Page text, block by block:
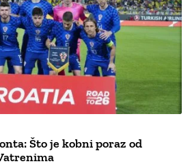
Što je kobni poraz od